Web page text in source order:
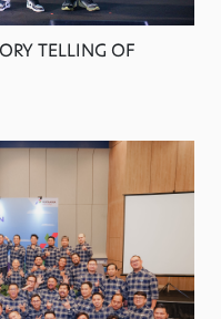
TELLING OF